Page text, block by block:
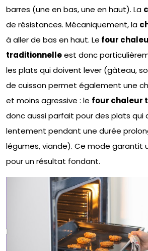
barres (une en bas, une en haut). La
de résistances. Mécaniquement, la
à aller de bas en haut. Le four
traditionnelleest donc
les plats qui doivent lever (gâteau,
de cuisson permet également une
et moins agressive : le four chaleur
donc aussi parfait pour des plats qui
lentement pendant une durée
légumes, viande). Ce mode garantit
pour un résultat fondant.